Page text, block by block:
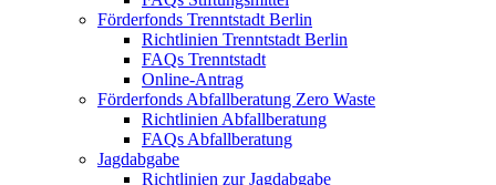
Förderfonds Trenntstadt Berlin
Richtlinien Trenntstadt Berlin
FAQs Trenntstadt
Online-Antrag
Förderfonds Abfallberatung Zero Waste
Richtlinien Abfallberatung
FAQs Abfallberatung
Jagdabgabe
Richtlinien zur Jagdabgabe